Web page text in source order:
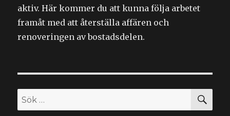
aktiv. Här kommer du att kunna följa arbetet
framåt med att återställa affären och
renoveringen av bostadsdelen.
Sök
efter: